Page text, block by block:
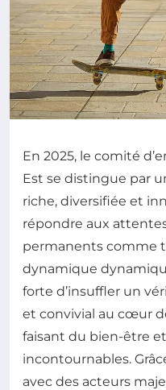
En 2025, le comité
Est se distingue par
riche, diversifiée et
répondre aux
permanents comme
dynamique
forte d’insuffler un
et convivial au cœur
faisant du bien-être
incontournables.
avec des acteurs